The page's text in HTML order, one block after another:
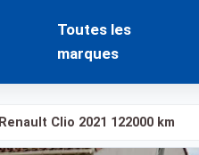
Toutes les
marques
Renault Clio 2021 122000 km